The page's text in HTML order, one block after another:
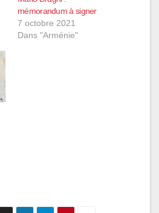
mémorandum à signer
7 octobre 2021
Dans "Arménie"